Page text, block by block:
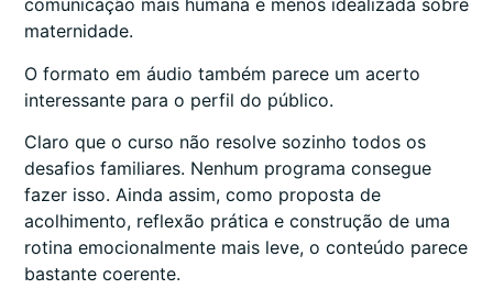
comunicação mais humana e menos idealizada sobre
maternidade.
O formato em áudio também parece um acerto
interessante para o perfil do público.
Claro que o curso não resolve sozinho todos os
desafios familiares. Nenhum programa consegue
fazer isso. Ainda assim, como proposta de
acolhimento, reflexão prática e construção de uma
rotina emocionalmente mais leve, o conteúdo parece
bastante coerente.